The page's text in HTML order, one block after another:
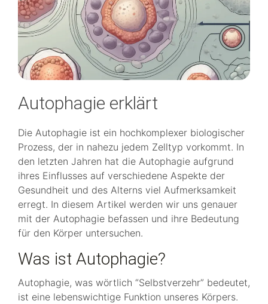
Autophagie erklärt
Die Autophagie ist ein hochkomplexer biologischer
Prozess, der in nahezu jedem Zelltyp vorkommt. In
den letzten Jahren hat die Autophagie aufgrund
ihres Einflusses auf verschiedene Aspekte der
Gesundheit und des Alterns viel Aufmerksamkeit
erregt. In diesem Artikel werden wir uns genauer
mit der Autophagie befassen und ihre Bedeutung
für den Körper untersuchen.
Was ist Autophagie?
Autophagie, was wörtlich “Selbstverzehr” bedeutet,
ist eine lebenswichtige Funktion unseres Körpers.